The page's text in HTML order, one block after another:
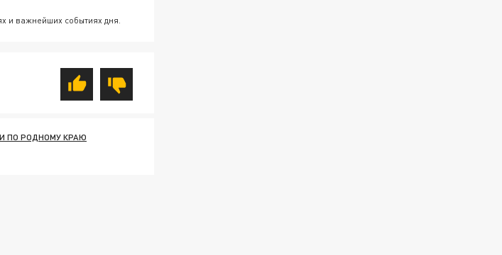
и важнейших событиях дня.
ПО РОДНОМУ КРАЮ